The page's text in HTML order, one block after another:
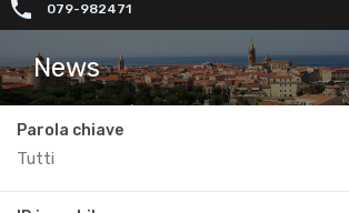
079-982471
News
Parola chiave